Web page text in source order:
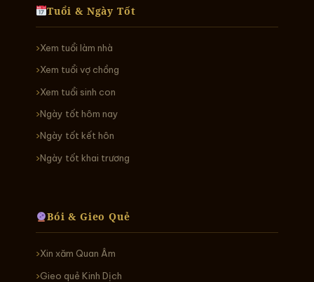
Tuổi & Ngày Tốt
Xem tuổi làm nhà
Xem tuổi vợ chồng
Xem tuổi sinh con
Ngày tốt hôm nay
Ngày tốt kết hôn
Ngày tốt khai trương
Bói & Gieo Quẻ
Xin xăm Quan Âm
Gieo quẻ Kinh Dịch